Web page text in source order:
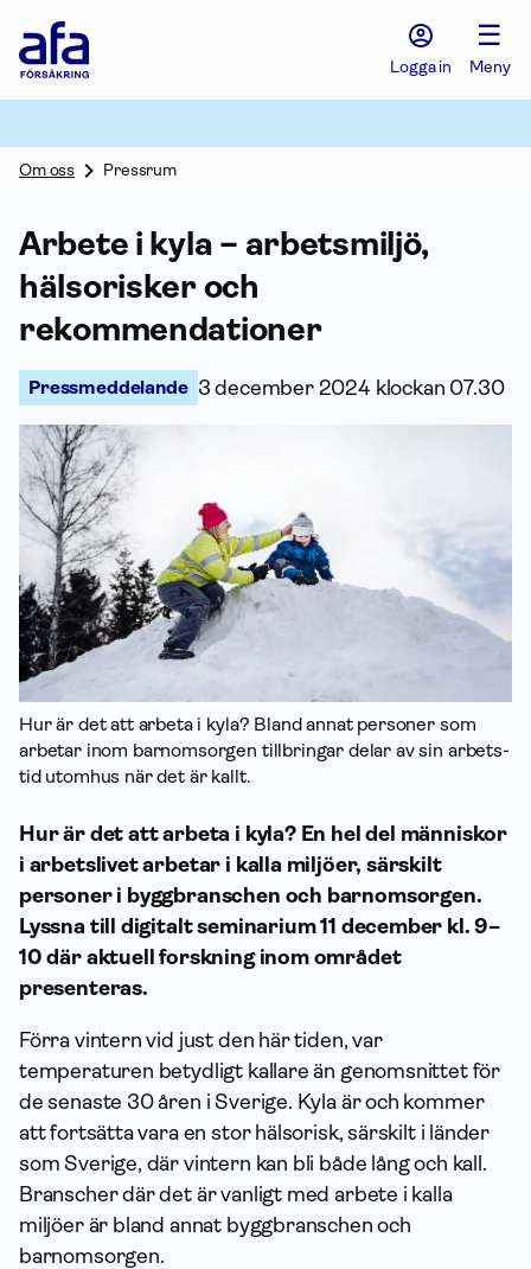
Försäkring
Logga in
☰
Meny
Om oss Pressrum
Arbete i kyla – arbetsmiljö,
hälsorisker och
rekommendationer
Pressmeddelande 3 december 2024 klockan 07.30
Hur är det att arbeta i kyla? Bland annat personer som
arbetar inom barnomsorgen tillbringar delar av sin arbets­
tid utomhus när det är kallt.
Hur är det att arbeta i kyla? En hel del människor
i arbetslivet arbetar i kalla miljöer, särskilt
personer i byggbranschen och barnomsorgen.
Lyssna till digitalt seminarium 11 december kl. 9–
10 där aktuell forskning inom området
presenteras.
Förra vintern vid just den här tiden, var
temperaturen betydligt kallare än genomsnittet för
de senaste 30 åren i Sverige. Kyla är och kommer
att fortsätta vara en stor hälsorisk, särskilt i länder
som Sverige, där vintern kan bli både lång och kall.
Branscher där det är vanligt med arbete i kalla
miljöer är bland annat byggbranschen och
barnomsorgen.